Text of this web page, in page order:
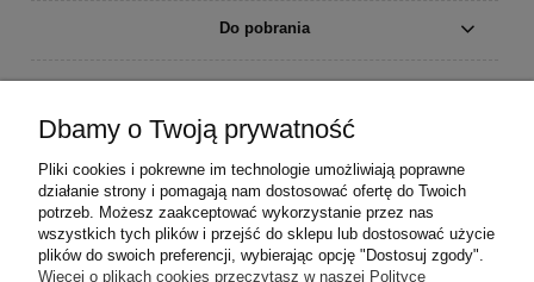
Do pobrania
Płatności i dostawa
Informacje
O nas
Dbamy o Twoją prywatność
Pliki cookies i pokrewne im technologie umożliwiają poprawne
działanie strony i pomagają nam dostosować ofertę do Twoich
potrzeb. Możesz zaakceptować wykorzystanie przez nas
wszystkich tych plików i przejść do sklepu lub dostosować użycie
plików do swoich preferencji, wybierając opcję "Dostosuj zgody".
Więcej o plikach cookies przeczytasz w naszej Polityce